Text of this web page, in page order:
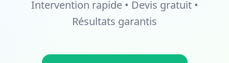
Intervention rapide • Devis gratuit •
Résultats garantis